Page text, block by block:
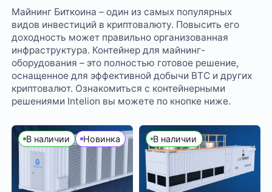
Майнинг Биткоина – один из самых популярных
видов инвестиций в криптовалюту. Повысить его
доходность может правильно организованная
инфраструктура. Контейнер для майнинг-
оборудования – это полностью готовое решение,
оснащенное для эффективной добычи BTC и других
криптовалют. Ознакомиться с контейнерными
решениями Intelion вы можете по кнопке ниже.
В наличии Новинка В наличии